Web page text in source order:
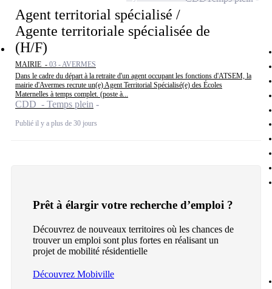
Agent territorial spécialisé /
Agente territoriale spécialisée de
(H/F)
MAIRIE - 03 - AVERMES
Dans le cadre du départ à la retraite d'un agent occupant les fonctions d'ATSEM, la
mairie d'Avermes recrute un(e) Agent Territorial Spécialisé(e) des Écoles
Maternelles à temps complet. (poste à...
CDD - Temps plein
Publié il y a plus de 30 jours
Prêt à élargir votre recherche d’emploi ?
Découvrez de nouveaux territoires où les chances de
trouver un emploi sont plus fortes en réalisant un
projet de mobilité résidentielle
Découvrez Mobiville